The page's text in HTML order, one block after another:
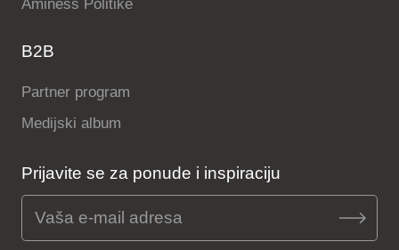
Aminess Politike
B2B
Partner program
Medijski album
Prijavite se za ponude i inspiraciju